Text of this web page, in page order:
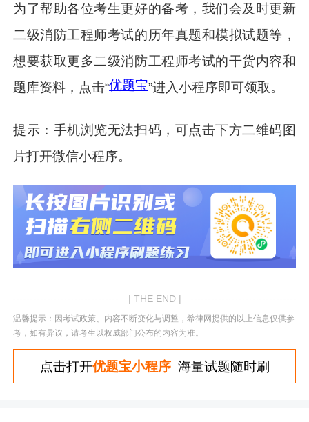
为了帮助各位考生更好的备考，我们会及时更新
二级消防工程师考试的历年真题和模拟试题等，
想要获取更多二级消防工程师考试的干货内容和
题库资料，点击“优题宝”进入小程序即可领取。
提示：手机浏览无法扫码，可点击下方二维码图
片打开微信小程序。
| THE END |
温馨提示：因考试政策、内容不断变化与调整，希律网提供的以上信息仅供参
考，如有异议，请考生以权威部门公布的内容为准。
点击打开优题宝小程序海量试题随时刷